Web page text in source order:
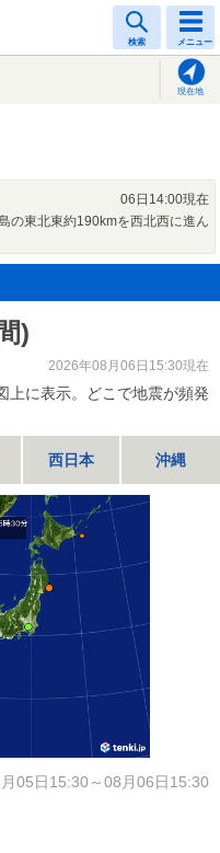
検索 メニュー
現在地
06日14:00現在
の東北東約190kmを西北西に進ん
)
2026年08月06日15:30現在
上に表示。どこで地震が頻発
西日本 沖縄
05日15:30～08月06日15:30